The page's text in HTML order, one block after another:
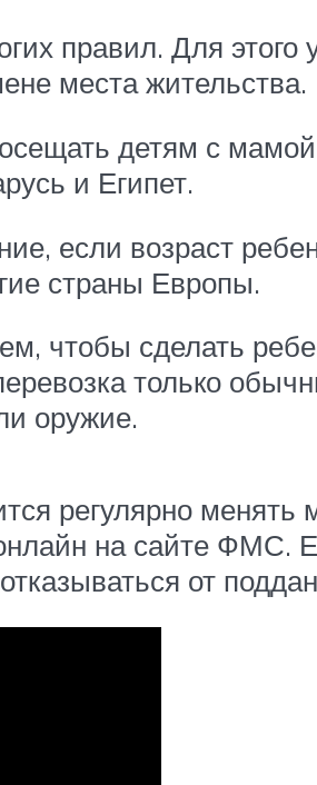
правил. Для этого
места жительства.
детям с
и Египет.
если возраст
страны Европы.
чтобы сделать
только
оружие.
регулярно менять
на сайте ФМС.
от